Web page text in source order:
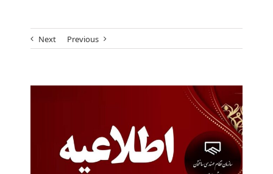
Previous
Next
View
Larger
Image